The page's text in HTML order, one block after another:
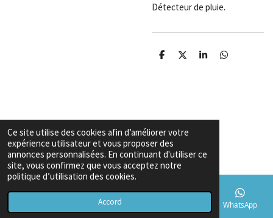
Ce site utilise des cookies afin d’améliorer votre
expérience utilisateur et vous proposer des
annonces personnalisées. En continuant d'utiliser ce
site, vous confirmez que vous acceptez notre
politique d’utilisation des cookies.
Accord
Détecteur de pluie.
P
r
P
r
P
r
P
Garanties & Conditions
Copyright© 2026 Export voiture algerie
Téléphone WhatsApp